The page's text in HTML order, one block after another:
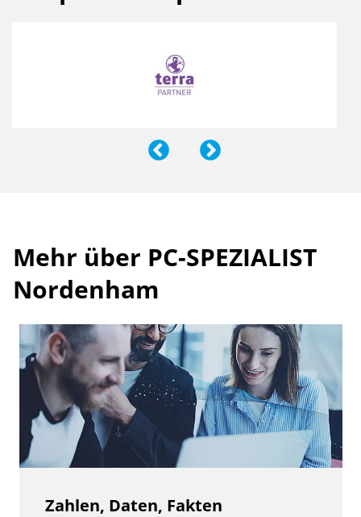
Mehr über PC-SPEZIALIST
Nordenham
Zahlen, Daten, Fakten